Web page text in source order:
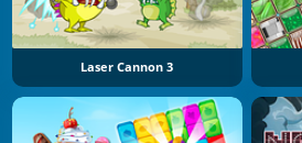
Laser Cannon 3